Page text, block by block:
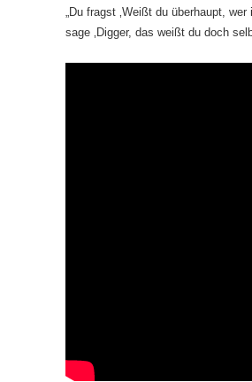
„Du fragst ‚Weißt du überhaupt, wer
sage ‚Digger, das weißt du doch